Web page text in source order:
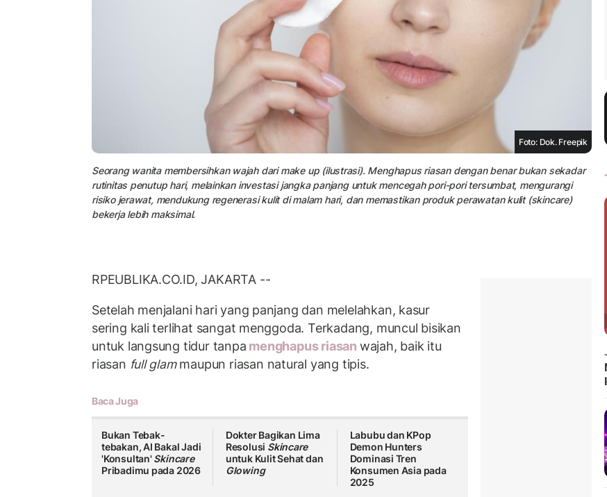
Foto: Dok. Freepik
Seorang wanita membersihkan wajah dari make up (ilustrasi). Menghapus riasan dengan benar bukan sekadar
rutinitas penutup hari, melainkan investasi jangka panjang untuk mencegah pori-pori tersumbat, mengurangi
risiko jerawat, mendukung regenerasi kulit di malam hari, dan memastikan produk perawatan kulit (skincare)
bekerja lebih maksimal.
RPEUBLIKA.CO.ID, JAKARTA --
Setelah menjalani hari yang panjang dan melelahkan, kasur
sering kali terlihat sangat menggoda. Terkadang, muncul bisikan
untuk langsung tidur tanpa menghapus riasan wajah, baik itu
riasan full glammaupun riasan natural yang tipis.
Baca Juga
Bukan Tebak-
tebakan, AI Bakal Jadi
'Konsultan'Skincare
Pribadimu pada 2026
Dokter Bagikan Lima
Resolusi Skincare
untuk Kulit Sehat dan
Glowing
Labubu dan KPop
Demon Hunters
Dominasi Tren
Konsumen Asia pada
2025